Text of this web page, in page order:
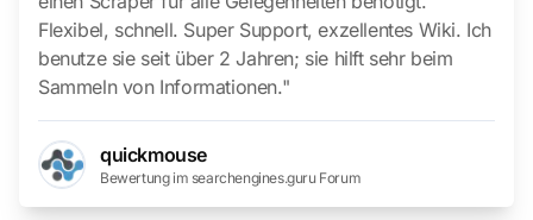
Flexibel, schnell. Super Support, exzellentes Wiki. Ich
benutze sie seit über 2 Jahren; sie hilft sehr beim
Sammeln von Informationen."
quickmouse
Bewertung im searchengines.guru Forum